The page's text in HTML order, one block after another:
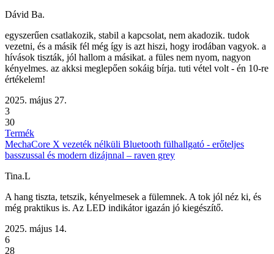
Dávid Ba.
egyszerűen csatlakozik, stabil a kapcsolat, nem akadozik. tudok
vezetni, és a másik fél még így is azt hiszi, hogy irodában vagyok. a
hívások tiszták, jól hallom a másikat. a füles nem nyom, nagyon
kényelmes. az akksi meglepően sokáig bírja. tuti vétel volt - én 10-re
értékelem!
2025. május 27.
3
30
Termék
MechaCore X vezeték nélküli Bluetooth fülhallgató - erőteljes
basszussal és modern dizájnnal – raven grey
Tina.L
A hang tiszta, tetszik, kényelmesek a fülemnek. A tok jól néz ki, és
még praktikus is. Az LED indikátor igazán jó kiegészítő.
2025. május 14.
6
28